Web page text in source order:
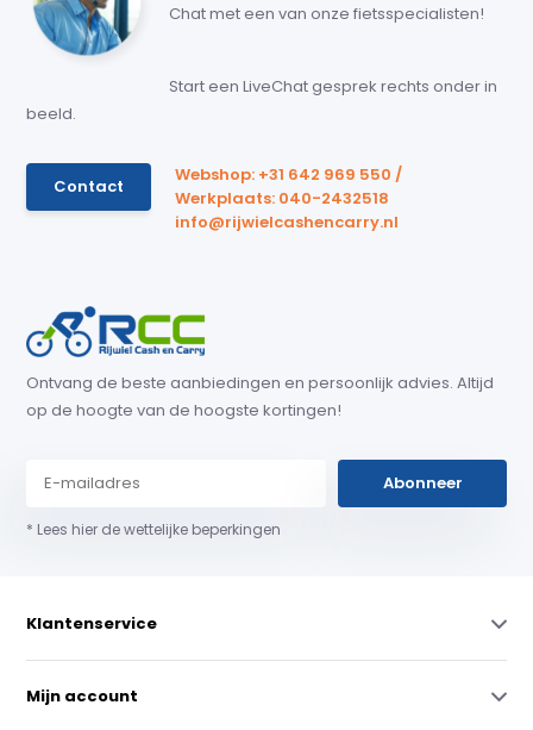
Chat met een van onze fietsspecialisten!
Start een LiveChat gesprek rechts onder in
beeld.
Contact
Webshop: +31 642 969 550 /
Werkplaats: 040-2432518
info@rijwielcashencarry.nl
Ontvang de beste aanbiedingen en persoonlijk advies. Altijd
op de hoogte van de hoogste kortingen!
Abonneer
* Lees hier de wettelijke beperkingen
Klantenservice
Mijn account